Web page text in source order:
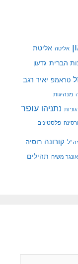
אליטה אליטת
הברית גדעון
טראמפ יאיר רגב
מנהיגות
נתניהו עופר
פלסטינים
קורונה רוסיה
משיח תהילים